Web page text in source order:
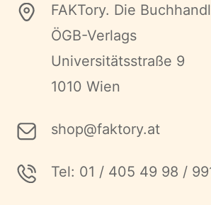
FAKTory. Die
ÖGB-Verlags
Universitätsstraße 9
1010 Wien
shop@faktory.at
Tel: 01 / 405 49 98 /